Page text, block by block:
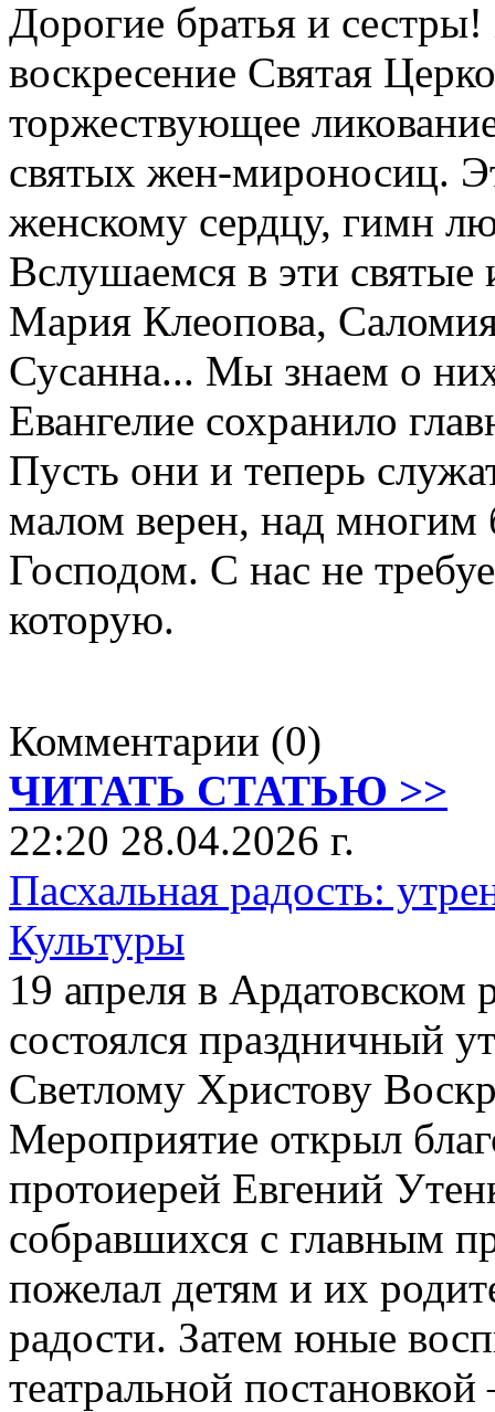
Дорогие братья и
воскресение Святая
торжествующее
святых жен-мироносиц.
женскому сердцу, гимн
Вслушаемся в эти
Мария Клеопова,
Сусанна... Мы знаем о
Евангелие сохранило
Пусть они и теперь
малом верен, над многим
Господом. С нас не
которую.
Комментарии (0)
ЧИТАТЬ СТАТЬЮ >>
22:20 28.04.2026 г.
Пасхальная радость:
Культуры
19 апреля в
состоялся праздничный
Светлому Христову
Мероприятие открыл
протоиерей Евгений
собравшихся с главным
пожелал детям и их
радости. Затем юные
театральной